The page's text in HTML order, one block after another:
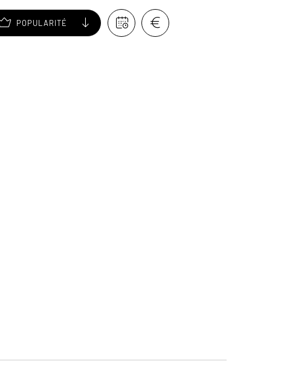
POPULARITÉ